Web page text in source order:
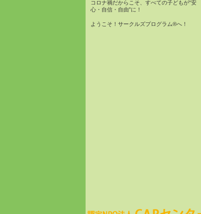
コロナ禍だからこそ、すべての子どもが“安
心・自信・自由”に！
ようこそ！サークルズプログラム®へ！